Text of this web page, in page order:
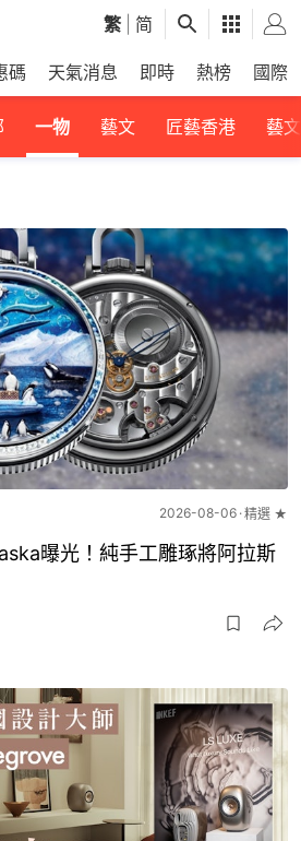
繁 简
碼 天氣消息 即時 熱榜 國際
一物 藝文 匠藝香港 藝
2026-08-06 精選 ★
曝光！純手工雕琢將阿拉斯